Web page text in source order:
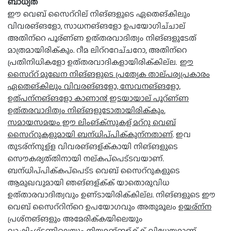
ഈ വെബ് സൈറ്റില് നിങ്ങളുടെ ഏതെങ്കിലും
വിവരങ്ങളോ, സാധനങ്ങളോ ഉപയോഗിച്ചാല്
അതിന്റെ പൂര്ണ്ണ ഉത്തരവാദിത്വം നിങ്ങളുടേത്
മാത്രമായിരിക്കും. റീമ ലിറ്ററേച്ചറോ, അതിന്റെ
പ്രതിനിധികളോ ഉത്തരവാദികളായിരിക്കില്ല. ഈ
സൈറ്റ് മുഖേന നിങ്ങളുടെ പ്രത്യേക താല്പര്യപ്രകാരം
ഏതെങ്കിലും വിവരങ്ങളോ, സേവനങ്ങളോ,
ഉത്പന്നങ്ങളോ കാണാ൯ ഇടയായാല് പൂറ്ണ്ണ
ഉത്തരവാദിത്വം നിങ്ങളുടോതായിരിക്കും.
സമായസമയം ഈ ലിംങ്ക്സുകള് മറ്റു വെബ്
സൈറ്റുകളുമായി ബന്ധിപ്പിക്കുന്നതാണ്. ഇവ
തുടര്ന്നുള്ള വിവരങ്ങള്ക്കായി നിങ്ങളുടെ
സൌകര്യത്തിനായി നല്കപ്പെട്ടവയാണ്.
ബന്ധിപ്പിക്കപ്പെട്ട വെബ് സൈറ്റുകളുടെ
ആമുഖവുമായി ഞങ്ങള്ക്ക് യാതൊരുവിധ
ഉത്താരവാദിത്വവും ഉണ്ടായിരിക്കില്ല. നിങ്ങളുടെ ഈ
വെബ് സൈറ്റിന്റെ ഉപയോഗവും അതുമൂലം ഉയര്ന്ന
പ്രശ്നങ്ങളും അമേരിക്കയിലെയും